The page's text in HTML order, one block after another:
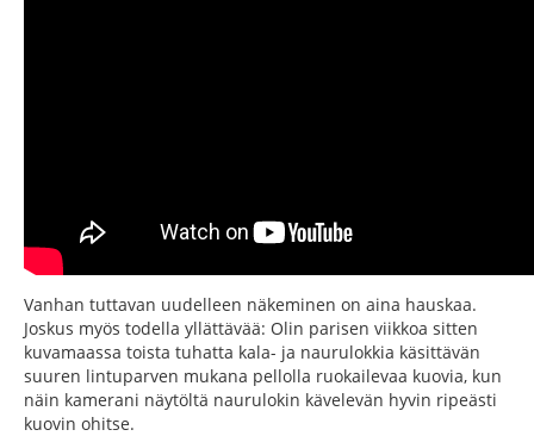
Vanhan tuttavan uudelleen näkeminen on aina hauskaa.
Joskus myös todella yllättävää: Olin parisen viikkoa sitten
kuvamaassa toista tuhatta kala- ja naurulokkia käsittävän
suuren lintuparven mukana pellolla ruokailevaa kuovia, kun
näin kamerani näytöltä naurulokin kävelevän hyvin ripeästi
kuovin ohitse.